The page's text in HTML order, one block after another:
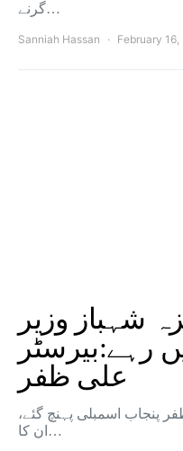
گرنے…
Sanniah Hassan February
شہباز وزیر
رہے:بیرسٹر
علی ظفر
پنجاب اسمبلی پہنچ گئے،
ان کا…